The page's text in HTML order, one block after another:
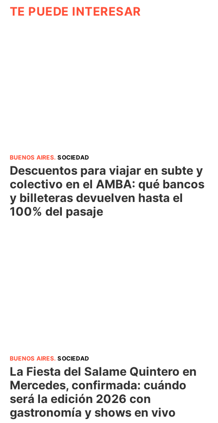
TE PUEDE INTERESAR
BUENOS AIRES.SOCIEDAD
Descuentos para viajar en subte y
colectivo en el AMBA: qué bancos
y billeteras devuelven hasta el
100% del pasaje
BUENOS AIRES.SOCIEDAD
La Fiesta del Salame Quintero en
Mercedes, confirmada: cuándo
será la edición 2026 con
gastronomía y shows en vivo